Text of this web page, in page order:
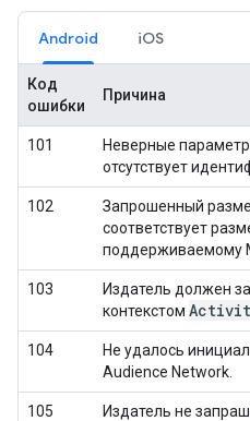
Android iOS
Код
ошибки
Причина
101
Неверные
отсутствует
102
Запрошенный
соответствует
поддерживаемому
103
Издатель должен
контекстом
104
Не удалось
Audience Network.
105
Издатель не